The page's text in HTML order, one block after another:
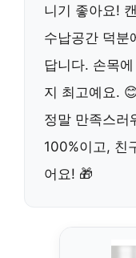
니기 좋아요!
수납공간 덕분
답니다. 손목
지 최고예요.
정말 만족스러
100%이고, 친
어요! 🎁